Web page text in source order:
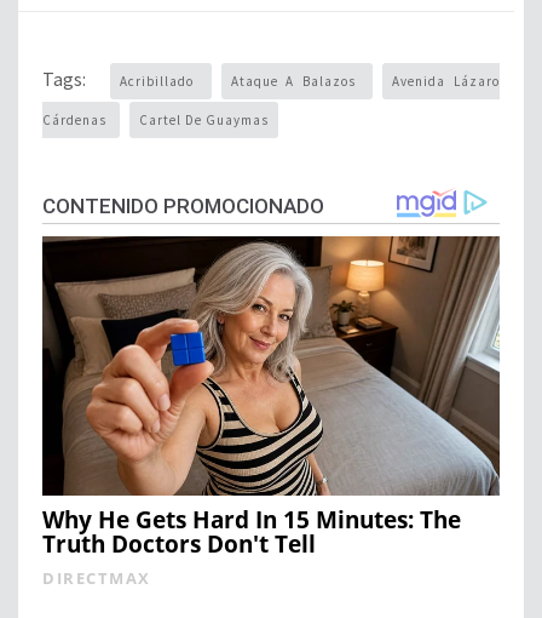
Tags: Acribillado Ataque A Balazos Avenida Lázaro
Cárdenas Cartel De Guaymas
CONTENIDO PROMOCIONADO
Why He Gets Hard In 15 Minutes: The
Truth Doctors Don't Tell
DIRECTMAX